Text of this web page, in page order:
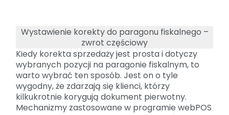
Wystawienie korekty do paragonu fiskalnego –
zwrot częściowy
Kiedy korekta sprzedaży jest prosta i dotyczy
wybranych pozycji na paragonie fiskalnym, to
warto wybrać ten sposób. Jest on o tyle
wygodny, że zdarzają się klienci, którzy
kilkukrotnie korygują dokument pierwotny.
Mechanizmy zastosowane w programie webPOS